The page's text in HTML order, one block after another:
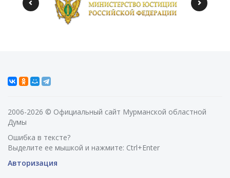
2006-2026 © Официальный сайт Мурманской областной
Думы
Ошибка в тексте?
Выделите ее мышкой и нажмите: Ctrl+Enter
Авторизация